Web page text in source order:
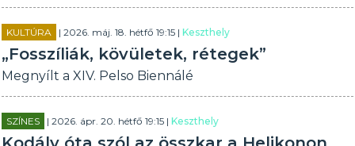
KULTÚRA | 2026. máj. 18. hétfő 19:15 |Keszthely
„Fosszíliák, kövületek, rétegek”
Megnyílt a XIV. Pelso Biennálé
SZÍNES | 2026. ápr. 20. hétfő 19:15 |Keszthely